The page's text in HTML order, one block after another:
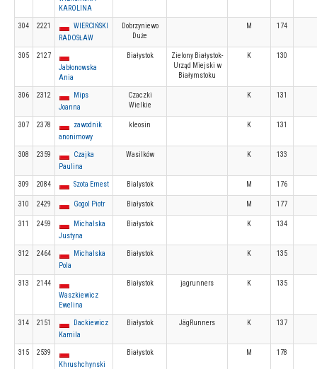
KAROLINA
304 2221
WIERCIŃSKI
RADOSŁAW
Dobrzyniewo
Duże
M 174
305
2127
Jabłonowska
Ania
Białystok
Zielony Białystok-
Urząd Miejski w
Białymstoku
K 130
306 2312
Mips
Joanna
Czaczki
Wielkie
K 131
307 2378
zawodnik
anonimowy
kleosin K 131
308 2359
Czajka
Paulina
Wasilków K 133
309 2084 Szota Ernest Bialystok M 176
310 2429 Gogol Piotr Białystok M 177
311 2459
Michalska
Justyna
Białystok K 134
312 2464
Michalska
Pola
Białystok K 135
313
2144
Waszkiewicz
Ewelina
Białystok jagrunners K 135
314 2151
Dackiewicz
Kamila
Białystok JägRunners K 137
315
2539
Khrushchynski
Białystok M 178